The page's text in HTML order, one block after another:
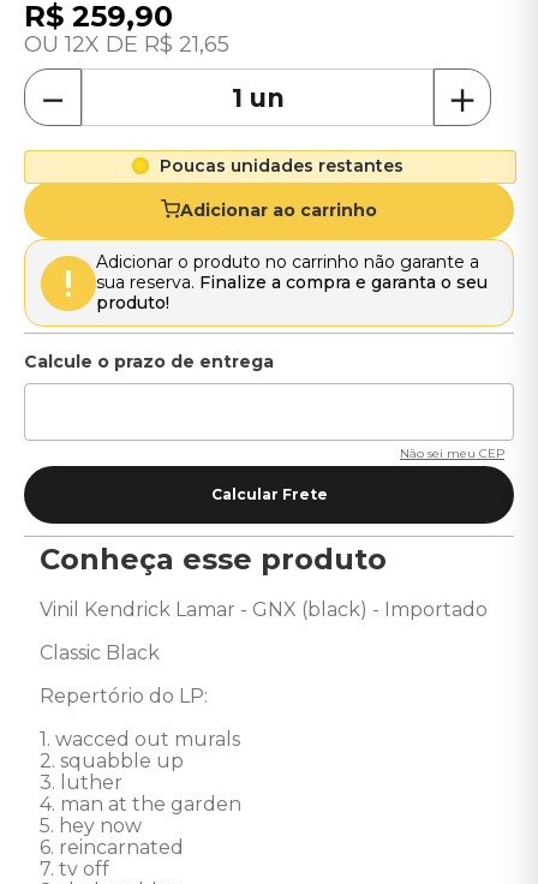
R$ 259,90
12 R$ 21,65
＋
－
Poucas unidades restantes
Adicionar ao carrinho
Adicionar o produto no carrinho não garante a
sua reserva. Finalize a compra e garanta o seu
produto!
Não sei meu CEP
Conheça esse produto
Vinil Kendrick Lamar - GNX (black) - Importado
Classic Black
Repertório do LP:
1. wacced out murals
2. squabble up
3. luther
4. man at the garden
5. hey now
6. reincarnated
7. tv off